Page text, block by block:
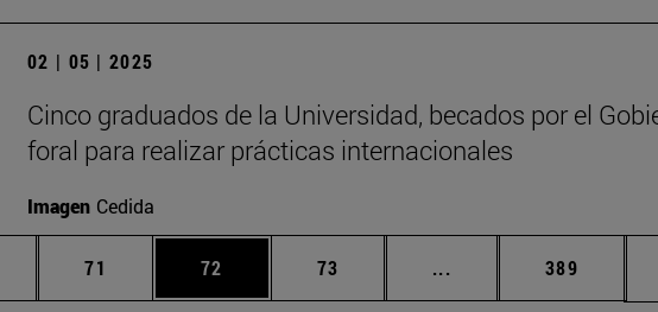
02 | 05 | 2025
Cinco graduados de la Universidad, becados por el
foral para realizar prácticas internacionales
Imagen Cedida
Páginas intermedias Use TAB para desplazarse.
Página
71 Página
72 Página
73 ... Páginas intermedias
Página
389